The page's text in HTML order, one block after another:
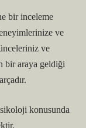
bir inceleme
ve
ve
bir araya geldiği
konusunda